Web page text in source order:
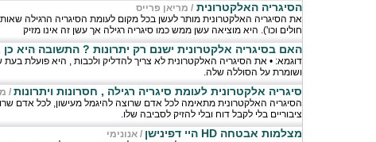
הסיגריה האלקטרונית/ מריאן פרייס
את הסיגריה האלקטרונית מותר לעשן בכל מקום לעומת הסיגריה הרגילה
חולים וכו'). היא מוציאה עשן ממש כמו סיגריה רגילה אך עשן זה אינו מזיק
האם בסיגריה אלקטרונית ישנם רק יתרונות ? התשובה היא כן
דוגמא: • את הסיגריה האלקטרונית לא צריך להדליק ולכבות , היא
ושומרת על הסוללה שלה.
סיגריה אלקטרונית לעומת סיגריה רגילה , חסרונות ויתרונות /
הסיגריה האלקטרונית מתאימה לכל אדם שרוצה להיגמל מעישון, לכל אדם
ציבוריים בלי לקבל דוח ובלי להזיק לסביבה שלו.
מצלמות אבטחה HD היי דפינישן /אנונימי